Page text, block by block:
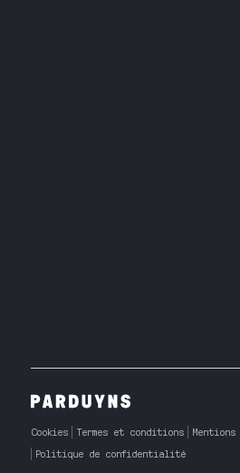
Cookies Termes et conditions
Politique de confidentialité